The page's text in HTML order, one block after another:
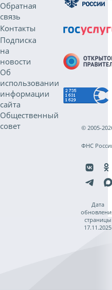
Обратная
связь
Контакты
Подписка
на
новости
Об
использовании
информации
сайта
Общественный
совет
© 2005-
ФНС
Дата
страницы
17.11.2025